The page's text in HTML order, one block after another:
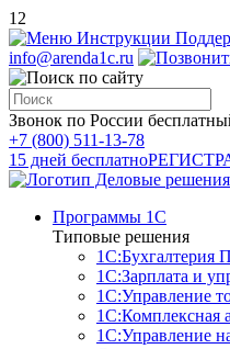
12
Инструкции
info@arenda1c.ru
Звонок по России
+7 (800) 511-13-78
15 дней бесплатно
Программы 1С
Типовые решения
1С:Бухгалтерия
1С:Зарплата и
1С:Управление
1С:Комплексная
1С:Управление